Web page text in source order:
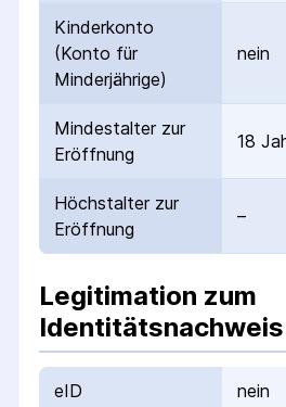
Kinderkonto
(Konto für
Minderjährige)
nein
Mindestalter zur
Eröffnung
18
Höchstalter zur
Eröffnung
–
Legitimation zum
Identitätsnachweis
eID nein